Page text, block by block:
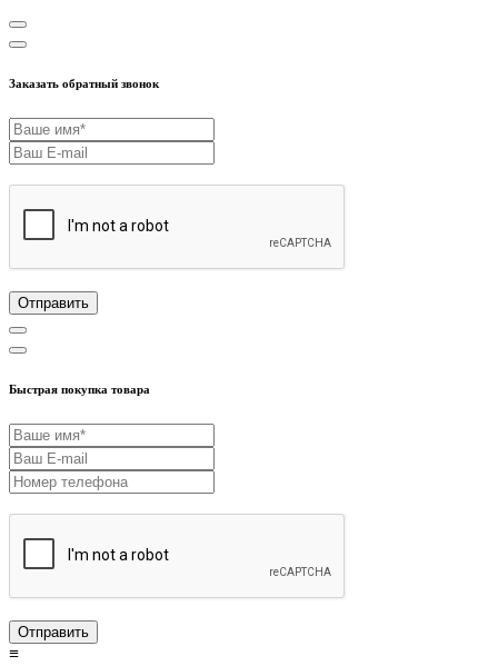
Заказать обратный звонок
Отправить
Быстрая покупка товара
Отправить
≡